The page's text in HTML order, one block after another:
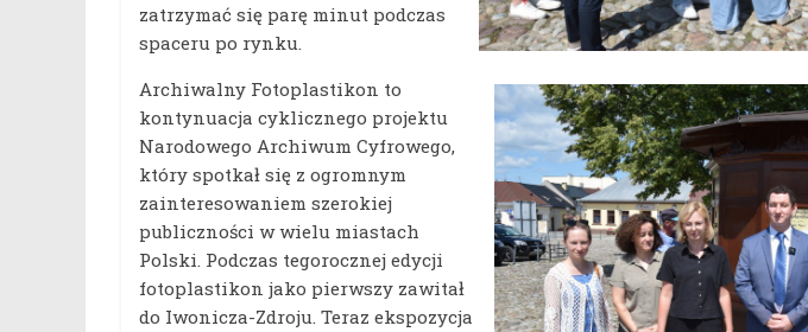
zatrzymać się parę minut podczas
spaceru po rynku.
Archiwalny Fotoplastikon to
kontynuacja cyklicznego projektu
Narodowego Archiwum Cyfrowego,
który spotkał się z ogromnym
zainteresowaniem szerokiej
publiczności w wielu miastach
Polski. Podczas tegorocznej edycji
fotoplastikon jako pierwszy zawitał
do Iwonicza-Zdroju. Teraz ekspozycja